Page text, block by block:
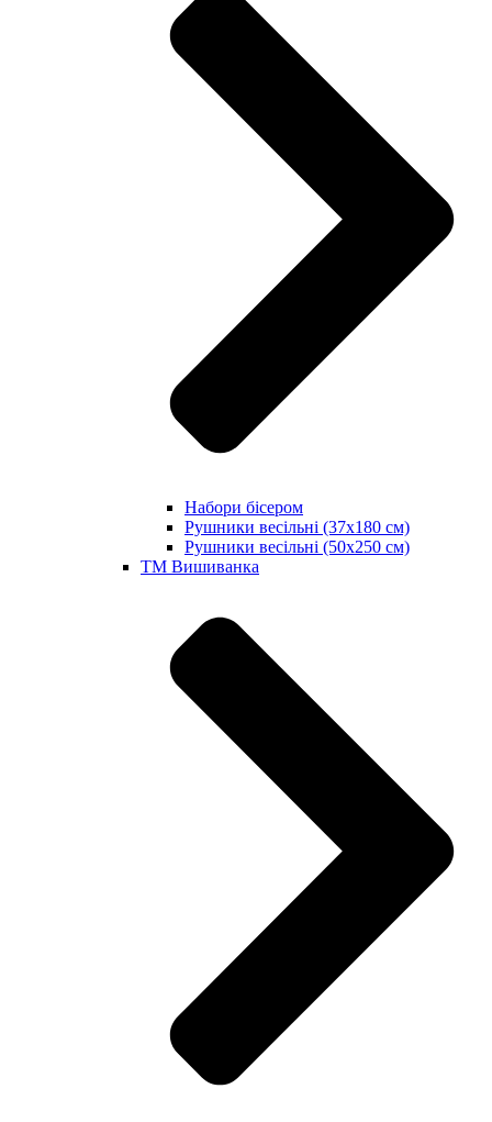
Набори бісером
Рушники весільні (37х180 см)
Рушники весільні (50х250 см)
ТМ Вишиванка